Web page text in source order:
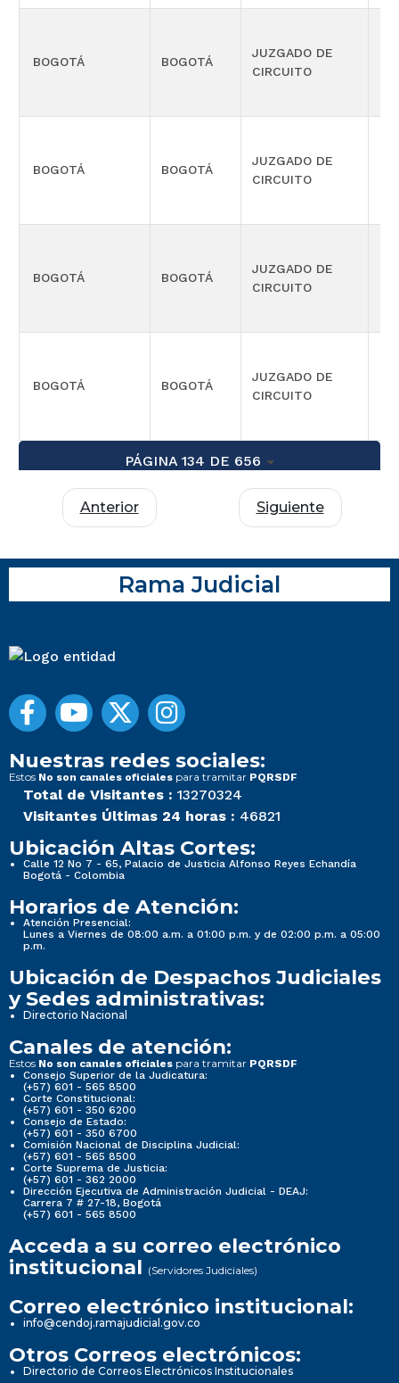
BOGOTÁ BOGOTÁ
JUZGADO DE
CIRCUITO
BOGOTÁ BOGOTÁ
JUZGADO DE
CIRCUITO
BOGOTÁ BOGOTÁ
JUZGADO DE
CIRCUITO
BOGOTÁ BOGOTÁ
JUZGADO DE
CIRCUITO
PÁGINA 134 DE 656
Anterior Siguiente
Rama Judicial
Nuestras redes sociales:
Estos No son canales oficiales para tramitar PQRSDF
Total de Visitantes : 13270324
Visitantes Últimas 24 horas : 46821
Ubicación Altas Cortes:
Calle 12 No 7 - 65, Palacio de Justicia Alfonso Reyes Echandía
Bogotá - Colombia
Horarios de Atención:
Atención Presencial:
Lunes a Viernes de 08:00 a.m. a 01:00 p.m. y de 02:00 p.m. a 05:00
p.m.
Ubicación de Despachos Judiciales
y Sedes administrativas:
Directorio Nacional
Canales de atención:
Estos No son canales oficiales para tramitar PQRSDF
Consejo Superior de la Judicatura:
(+57) 601 - 565 8500
Corte Constitucional:
(+57) 601 - 350 6200
Consejo de Estado:
(+57) 601 - 350 6700
Comisión Nacional de Disciplina Judicial:
(+57) 601 - 565 8500
Corte Suprema de Justicia:
(+57) 601 - 362 2000
Dirección Ejecutiva de Administración Judicial - DEAJ:
Carrera 7 # 27-18, Bogotá
(+57) 601 - 565 8500
Acceda a su correo electrónico
institucional (Servidores Judiciales)
Correo electrónico institucional:
info@cendoj.ramajudicial.gov.co
Otros Correos electrónicos:
Directorio de Correos Electrónicos Institucionales